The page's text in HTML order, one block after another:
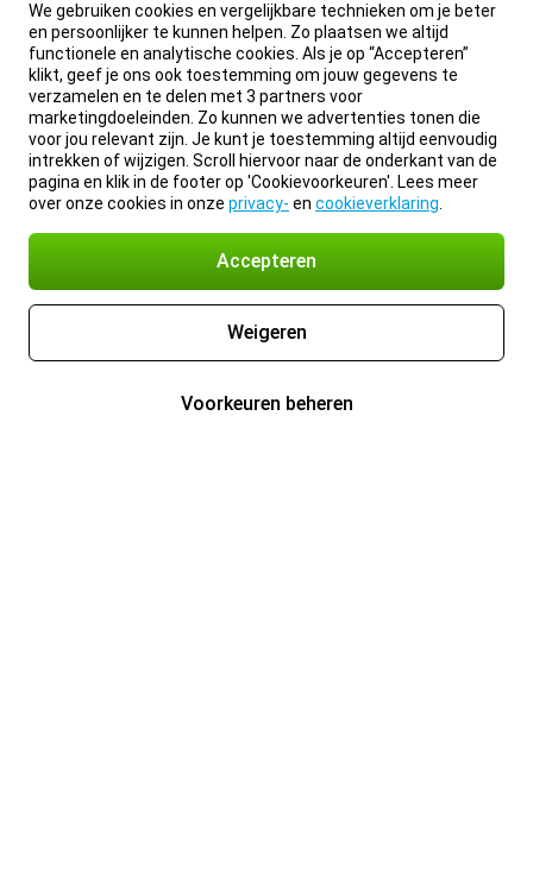
We gebruiken cookies en vergelijkbare technieken om je beter
en persoonlijker te kunnen helpen. Zo plaatsen we altijd
functionele en analytische cookies. Als je op “Accepteren”
klikt, geef je ons ook toestemming om jouw gegevens te
verzamelen en te delen met 3 partners voor
marketingdoeleinden. Zo kunnen we advertenties tonen die
voor jou relevant zijn. Je kunt je toestemming altijd eenvoudig
intrekken of wijzigen. Scroll hiervoor naar de onderkant van de
pagina en klik in de footer op 'Cookievoorkeuren'. Lees meer
over onze cookies in onze privacy- en cookieverklaring
Accepteren
Weigeren
Voorkeuren beheren